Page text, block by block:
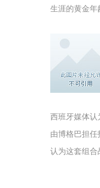
生涯的黄金年
西班牙媒体认
由博格巴担
认为这套组合